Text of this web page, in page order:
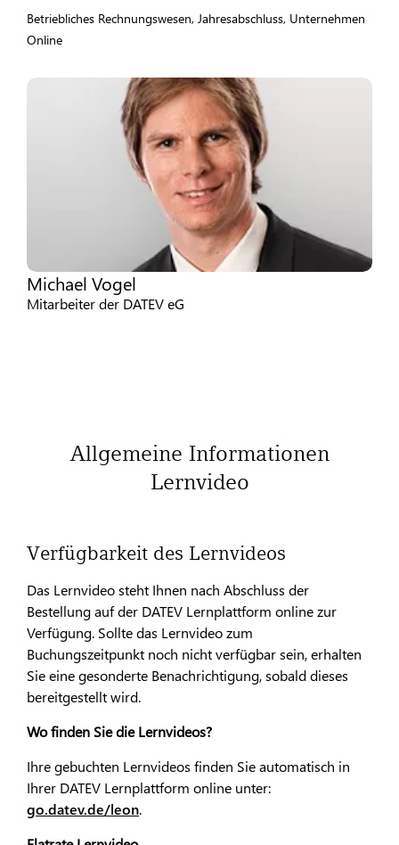
Betriebliches Rechnungswesen, Jahresabschluss, Unternehmen
Online
Michael Vogel
Mitarbeiter der DATEV eG
Allgemeine Informationen
Lernvideo
Verfügbarkeit des Lernvideos
Das Lernvideo steht Ihnen nach Abschluss der
Bestellung auf der DATEV Lernplattform online zur
Verfügung. Sollte das Lernvideo zum
Buchungszeitpunkt noch nicht verfügbar sein, erhalten
Sie eine gesonderte Benachrichtigung, sobald dieses
bereitgestellt wird.
Wo finden Sie die Lernvideos?
Ihre gebuchten Lernvideos finden Sie automatisch in
Ihrer DATEV Lernplattform online unter:
go.datev.de/leon.